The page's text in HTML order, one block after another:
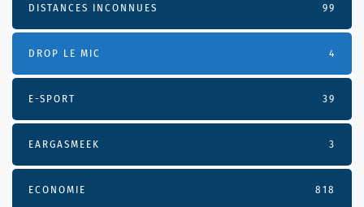
DISTANCES INCONNUES 99
DROP LE MIC 4
E-SPORT 39
EARGASMEEK 3
ECONOMIE 818